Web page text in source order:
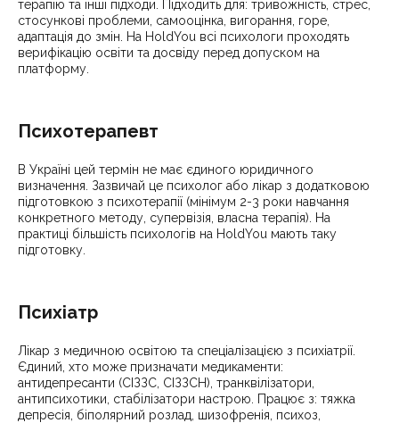
терапію та інші підходи. Підходить для: тривожність, стрес,
стосункові проблеми, самооцінка, вигорання, горе,
адаптація до змін. На HoldYou всі психологи проходять
верифікацію освіти та досвіду перед допуском на
платформу.
Психотерапевт
В Україні цей термін не має єдиного юридичного
визначення. Зазвичай це психолог або лікар з додатковою
підготовкою з психотерапії (мінімум 2-3 роки навчання
конкретного методу, супервізія, власна терапія). На
практиці більшість психологів на HoldYou мають таку
підготовку.
Психіатр
Лікар з медичною освітою та спеціалізацією з психіатрії.
Єдиний, хто може призначати медикаменти:
антидепресанти (СІЗЗС, СІЗЗСН), транквілізатори,
антипсихотики, стабілізатори настрою. Працює з: тяжка
депресія, біполярний розлад, шизофренія, психоз,